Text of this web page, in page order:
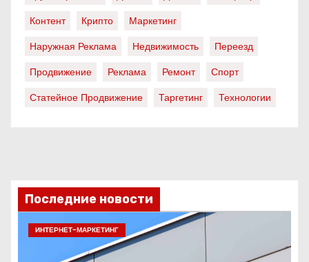
Контент
Крипто
Маркетинг
Наружная Реклама
Недвижимость
Переезд
Продвижение
Реклама Ремонт
Спорт
Статейное Продвижение
Таргетинг Технологии
Последние новости
ИНТЕРНЕТ-МАРКЕТИНГ